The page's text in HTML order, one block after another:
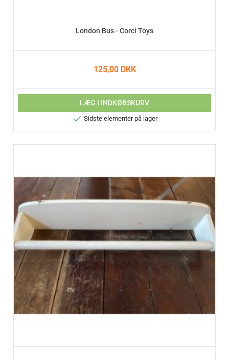
London Bus - Corci Toys
125,00 DKK
LÆG I INDKØBSKURV
 Sidste elementer på lager